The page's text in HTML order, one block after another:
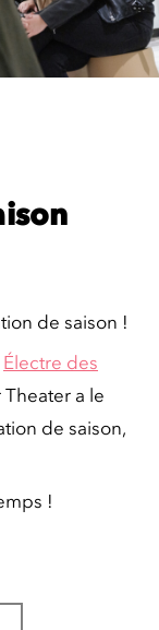
de saison !
Électre des
a le
de saison,
!